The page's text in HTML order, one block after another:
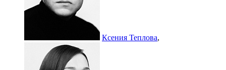
Ксения Теплова,